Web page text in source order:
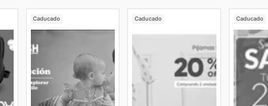
Caducado Caducado Caducado